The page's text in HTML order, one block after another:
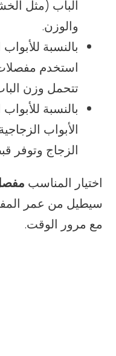
الباب (مثل
والوزن.
بالنسبة
استخدم
تتحمل وزن
بالنسبة
الأبواب
الزجاج وتوفر
اختيار المناسب
سيطيل من عمر
مع مرور الوقت.